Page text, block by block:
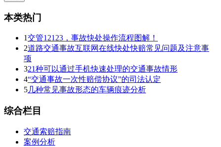
本类热门
1交管12123，事故快处操作流程图解！
2道路交通事故互联网在线快处快赔常见问题及注意事
项
321种可以通过手机快速处理的交通事故情形
4“交通事故一次性赔偿协议”的司法认定
5几种常见事故形态的车辆痕迹分析
综合栏目
交通索赔指南
案例分析